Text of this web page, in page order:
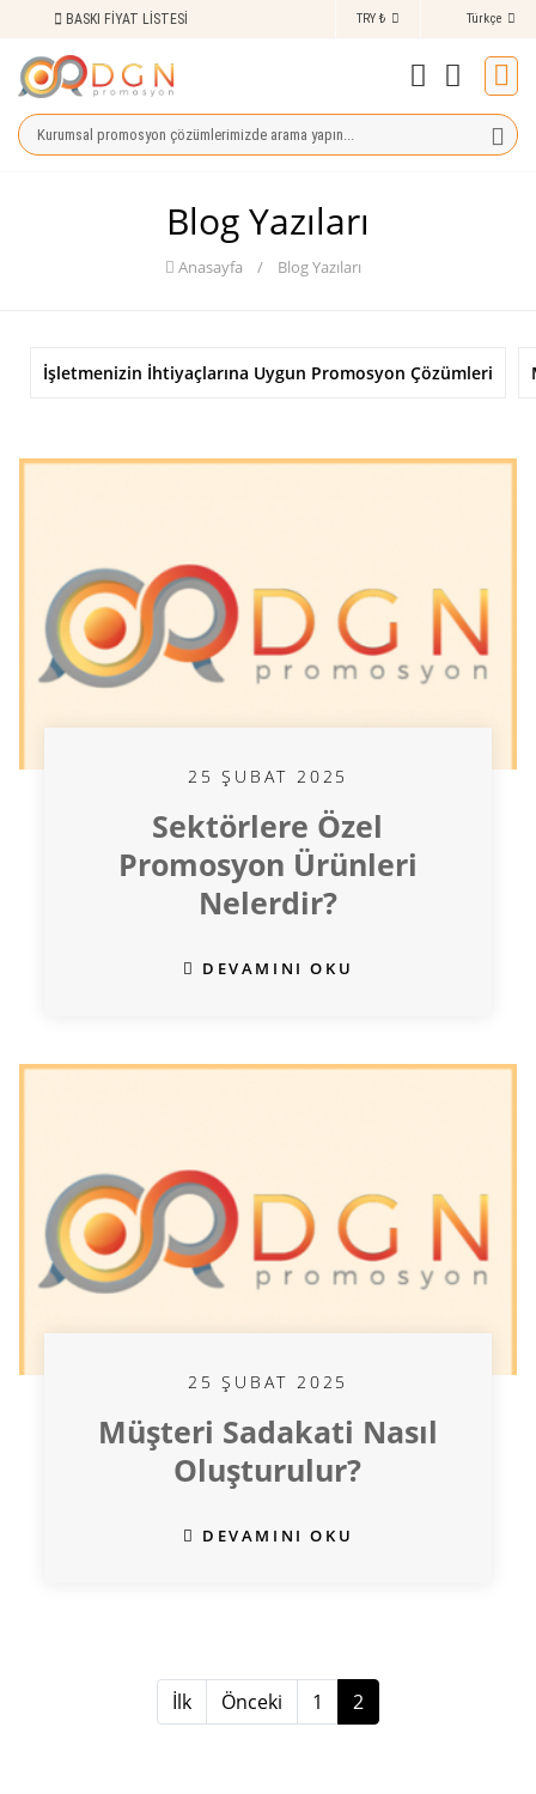
BASKI FİYAT LİSTESİ info@dgnpromosyon.com
TRY ₺ Türkçe
Blog Yazıları
Anasayfa / Blog Yazıları
İşletmenizin İhtiyaçlarına Uygun Promosyon Çözümleri
25 ŞUBAT 2025
Sektörlere Özel
Promosyon Ürünleri
Nelerdir?
DEVAMINI OKU
25 ŞUBAT 2025
Müşteri Sadakati Nasıl
Oluşturulur?
DEVAMINI OKU
İlk Önceki 1 2